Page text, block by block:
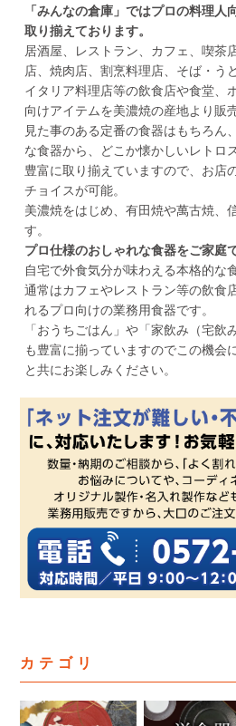
「みんなの倉庫」ではプロの料理
取り揃えております。
居酒屋、レストラン、カフェ、喫茶
店、焼肉店、割烹料理店、そば・う
イタリア料理店等の飲食店や食堂、
向けアイテムを美濃焼の産地より販売
見た事のある定番の食器はもちろん
な食器から、どこか懐かしいレトロ
豊富に取り揃えていますので、お店
チョイスが可能。
美濃焼をはじめ、有田焼や萬古焼、
す。
プロ仕様のおしゃれな食器をご家庭
自宅で外食気分が味わえる本格的な
通常はカフェやレストラン等の飲食
れるプロ向けの業務用食器です。
「おうちごはん」や「家飲み（宅飲
も豊富に揃っていますのでこの機会
と共にお楽しみください。
カテゴリ